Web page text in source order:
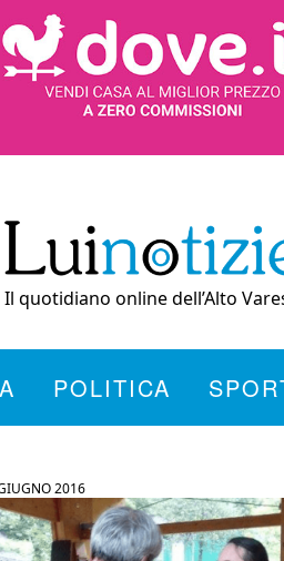
Il quotidiano online dell’Alto
POLITICA
2016